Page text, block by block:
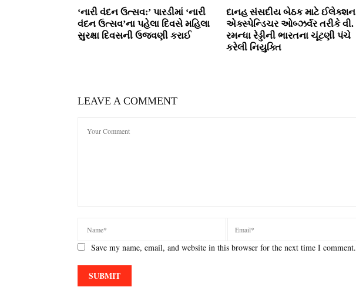
‘નારી વંદન ઉત્સવ:’ પારડીમાં ‘નારી
વંદન ઉત્સવ’ના પહેલા દિવસે મહિલા
સુરક્ષા દિવસની ઉજવણી કરાઈ
દાનહ સંસદીય બેઠક માટે ઈલેક્‍શન
એક્‍સ્‍પેન્‍ડિચર ઓબ્‍ઝર્વર તરીકે વી.
રમન્‍ધા રેડ્ડીની ભારતના ચૂંટણી પંચે
કરેલી નિયુક્‍તિ
LEAVE A COMMENT
Save my name, email, and website in this browser for the next time I comment.